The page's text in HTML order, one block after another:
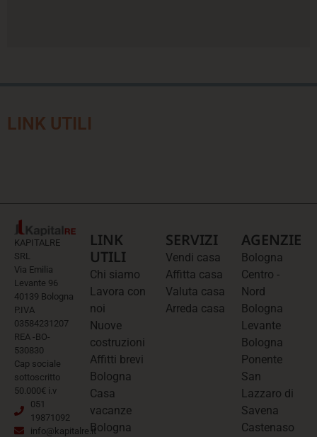
LINK UTILI
KAPITALRE
SRL
Via Emilia
Levante 96
40139 Bologna
P.IVA
03584231207
REA -BO-
530830
Cap sociale
sottoscritto
50.000€ i.v
051
19871092
info@kapitalre.it
LINK
UTILI
Chi siamo
Lavora con
noi
Nuove
costruzioni
Affitti brevi
Bologna
Casa
vacanze
Bologna
SERVIZI
Vendi casa
Affitta casa
Valuta casa
Arreda casa
AGENZIE
Bologna
Centro -
Nord
Bologna
Levante
Bologna
Ponente
San
Lazzaro di
Savena
Castenaso